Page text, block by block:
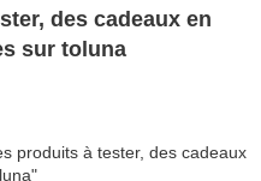
des cadeaux en
sur toluna